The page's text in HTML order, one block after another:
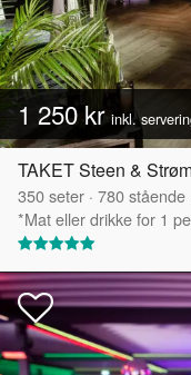
1 250 krinkl.
TAKET Steen &
350seter · 780stående
*Mat eller drikke for 1